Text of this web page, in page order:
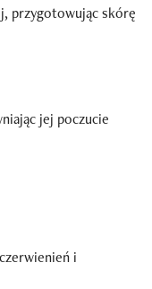
przygotowując skórę
jej poczucie
i